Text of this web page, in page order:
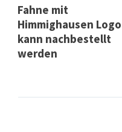
Fahne mit
Himmighausen Logo
kann nachbestellt
werden